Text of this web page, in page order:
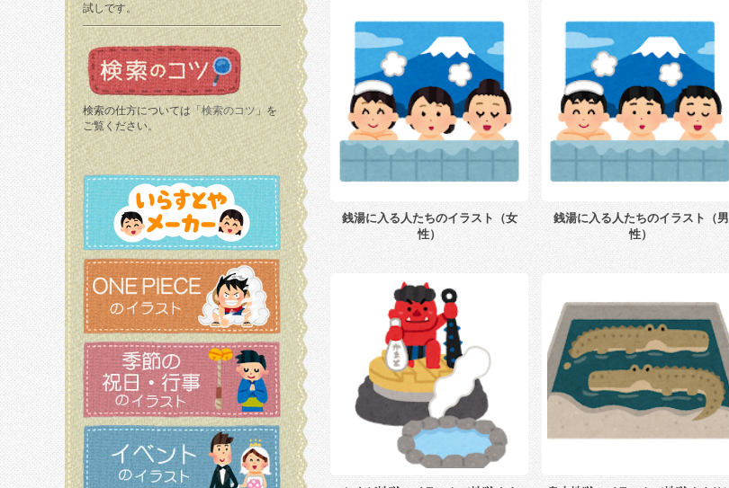
試しです。
検索の仕方については「 検索のコツ 」を
ご覧ください。
銭湯に入る人たちのイラスト（女
性）
銭湯に入る人たちのイラスト（男
性）